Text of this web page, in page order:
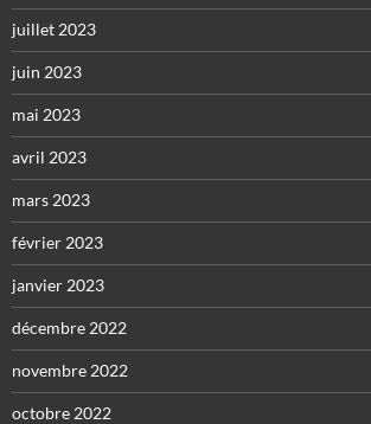
juillet 2023
juin 2023
mai 2023
avril 2023
mars 2023
février 2023
janvier 2023
décembre 2022
novembre 2022
octobre 2022